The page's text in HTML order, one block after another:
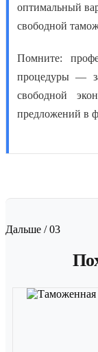
оптимальный
свободной
Помните:
процедуры —
свободной
предложений в
Дальше / 03